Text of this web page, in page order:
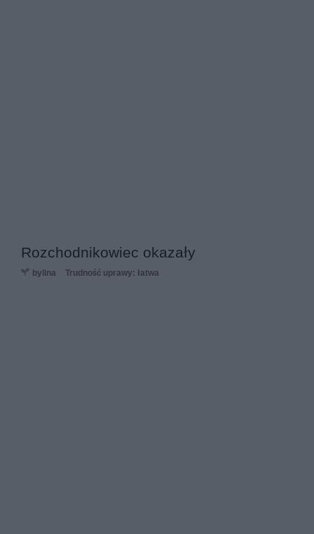
Rozchodnikowiec okazały
bylina Trudność uprawy: łatwa